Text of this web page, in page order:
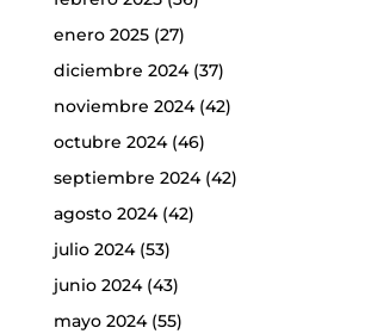
enero 2025(27)
diciembre 2024(37)
noviembre 2024(42)
octubre 2024(46)
septiembre 2024(42)
agosto 2024(42)
julio 2024(53)
junio 2024(43)
mayo 2024(55)